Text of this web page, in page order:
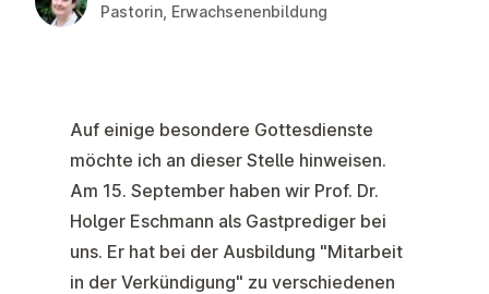
Pastorin, Erwachsenenbildung
Auf einige besondere Gottesdienste
möchte ich an dieser Stelle hinweisen.
Am 15. September haben wir Prof. Dr.
Holger Eschmann als Gastprediger bei
uns. Er hat bei der Ausbildung "Mitarbeit
in der Verkündigung" zu verschiedenen